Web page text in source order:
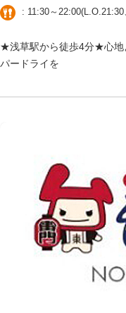
: 11:30～
★浅草駅から徒歩4分★心地
パードライを